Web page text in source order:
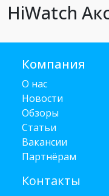
HiWatch
Компания
О нас
Новости
Обзоры
Статьи
Вакансии
Партнёрам
Контакты